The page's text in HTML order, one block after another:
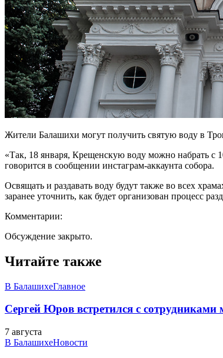
Жители Балашихи могут получить святую воду в
«Так, 18 января, Крещенскую воду можно набрать с
говорится в сообщении инстаграм-аккаунта собора.
Освящать и раздавать воду будут также во всех
заранее уточнить, как будет организован процесс
Комментарии:
Обсуждение закрыто.
Читайте также
В БалашихеГлавное
Сергей Юров встретился с
7 августа
В БалашихеНовости